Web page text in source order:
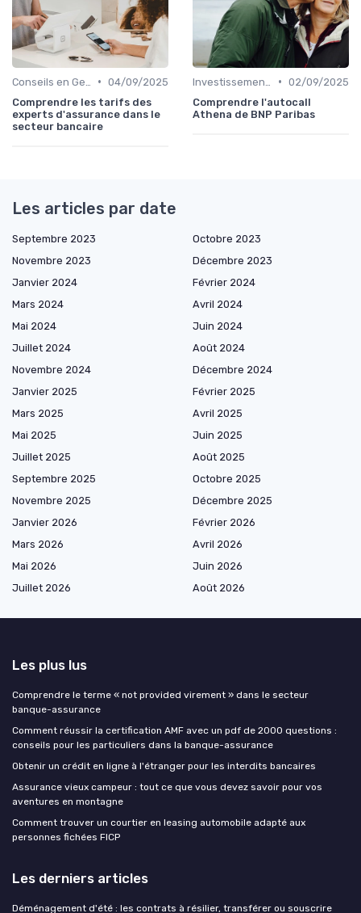
• 04/09/2025
Comprendre les tarifs des
experts d'assurance dans le
secteur bancaire
• 02/09/2025
Comprendre l'autocall
Athena de BNP Paribas
Les articles par date
Septembre 2023
Octobre 2023
Novembre 2023
Décembre 2023
Janvier 2024
Février 2024
Mars 2024
Avril 2024
Mai 2024
Juin 2024
Juillet 2024
Août 2024
Novembre 2024
Décembre 2024
Janvier 2025
Février 2025
Mars 2025
Avril 2025
Mai 2025
Juin 2025
Juillet 2025
Août 2025
Septembre 2025
Octobre 2025
Novembre 2025
Décembre 2025
Janvier 2026
Février 2026
Mars 2026
Avril 2026
Mai 2026
Juin 2026
Juillet 2026
Août 2026
Les plus lus
Comprendre le terme « not provided virement » dans le secteur
banque-assurance
Comment réussir la certification AMF avec un pdf de 2000 questions :
conseils pour les particuliers dans la banque-assurance
Obtenir un crédit en ligne à l'étranger pour les interdits bancaires
Assurance vieux campeur : tout ce que vous devez savoir pour vos
aventures en montagne
Comment trouver un courtier en leasing automobile adapté aux
personnes fichées FICP
Les derniers articles
Déménagement d'été : les contrats à résilier, transférer ou souscrire